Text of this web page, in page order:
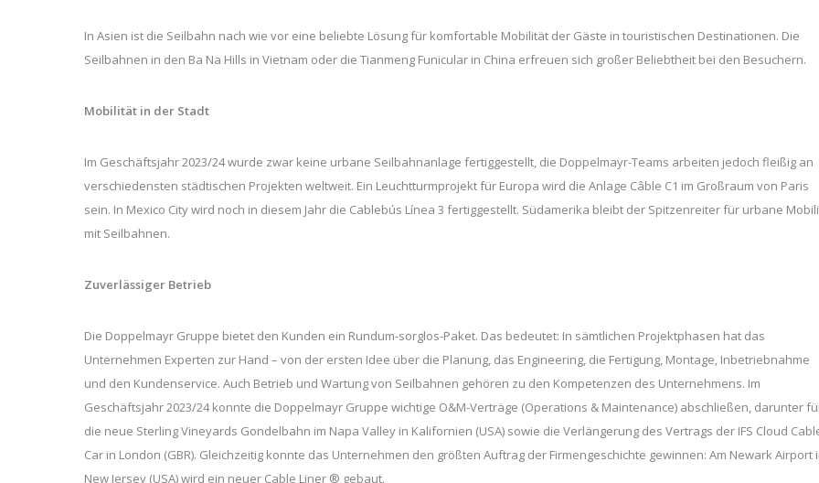
In Asien ist die Seilbahn nach wie vor eine beliebte Lösung für komfortable Mobilität der Gäste in touristischen Destinationen. Die
Seilbahnen in den Ba Na Hills in Vietnam oder die Tianmeng Funicular in China erfreuen sich großer Beliebtheit bei den Besuchern.
Mobilität in der Stadt
Im Geschäftsjahr 2023/24 wurde zwar keine urbane Seilbahnanlage fertiggestellt, die Doppelmayr-Teams arbeiten jedoch fleißig an
verschiedensten städtischen Projekten weltweit. Ein Leuchtturmprojekt für Europa wird die Anlage Câble C1 im Großraum von Paris
sein. In Mexico City wird noch in diesem Jahr die Cablebús Línea 3 fertiggestellt. Südamerika bleibt der Spitzenreiter für urbane
mit Seilbahnen.
Zuverlässiger Betrieb
Die Doppelmayr Gruppe bietet den Kunden ein Rundum-sorglos-Paket. Das bedeutet: In sämtlichen Projektphasen hat das
Unternehmen Experten zur Hand – von der ersten Idee über die Planung, das Engineering, die Fertigung, Montage, Inbetriebnahme
und den Kundenservice. Auch Betrieb und Wartung von Seilbahnen gehören zu den Kompetenzen des Unternehmens. Im
Geschäftsjahr 2023/24 konnte die Doppelmayr Gruppe wichtige O&M-Verträge (Operations & Maintenance) abschließen, darunter
die neue Sterling Vineyards Gondelbahn im Napa Valley in Kalifornien (USA) sowie die Verlängerung des Vertrags der IFS Cloud
Car in London (GBR). Gleichzeitig konnte das Unternehmen den größten Auftrag der Firmengeschichte gewinnen: Am Newark Airport
New Jersey (USA) wird ein neuer Cable Liner ® gebaut.